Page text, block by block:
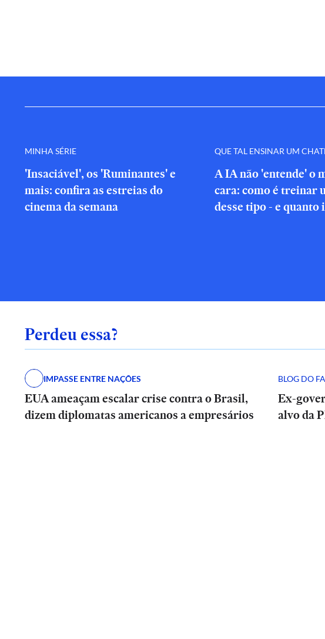
MINHA SÉRIE
'Insaciável', os 'Ruminantes' e
mais: confira as estreias do
cinema da semana
QUE TAL ENSINAR UM
A IA não 'entende' o
cara: como é treinar
desse tipo - e quanto
Perdeu essa?
IMPASSE ENTRE NAÇÕES
EUA ameaçam escalar crise contra o Brasil,
dizem diplomatas americanos a empresários
BLOG DO
Ex-
alvo da